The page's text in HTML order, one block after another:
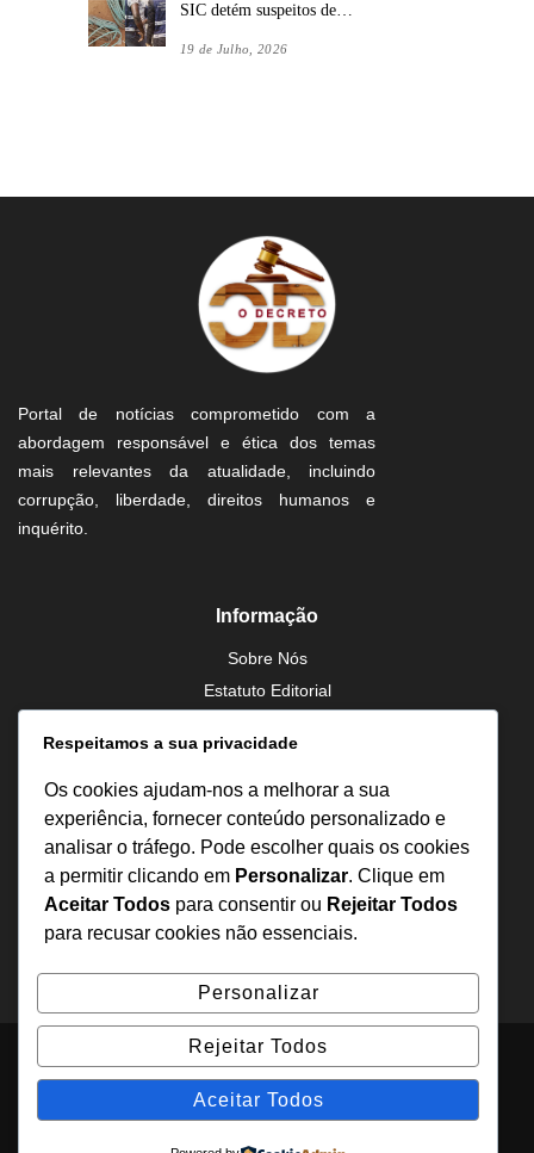
SIC detém suspeitos de…
19 de Julho, 2026
Portal de notícias comprometido com a
abordagem responsável e ética dos temas
mais relevantes da atualidade, incluindo
corrupção, liberdade, direitos humanos e
inquérito.
Informação
Sobre Nós
Estatuto Editorial
Denuncia
Política de Privacidade
Contactos
+244 957 277 922
denuncia@odecreto.com
Angola - Luanda, Viana
© 2015–2026 O Decreto | Por Francisco Muanza. Todos os
direitos reservados.
Respeitamos a sua privacidade
Os cookies ajudam-nos a melhorar a sua
experiência, fornecer conteúdo personalizado e
analisar o tráfego. Pode escolher quais os cookies
a permitir clicando em Personalizar. Clique em
Aceitar Todos para consentir ou Rejeitar Todos
para recusar cookies não essenciais.
Personalizar
Rejeitar Todos
Aceitar Todos